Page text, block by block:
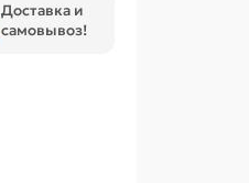
Доставка и
самовывоз!